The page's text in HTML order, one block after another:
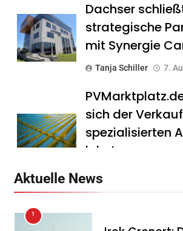
Dachser
strategische
mit Synergie
Tanja Schiller 7.
sich der
spezialisierten
lohnt
Aktuelle News
1